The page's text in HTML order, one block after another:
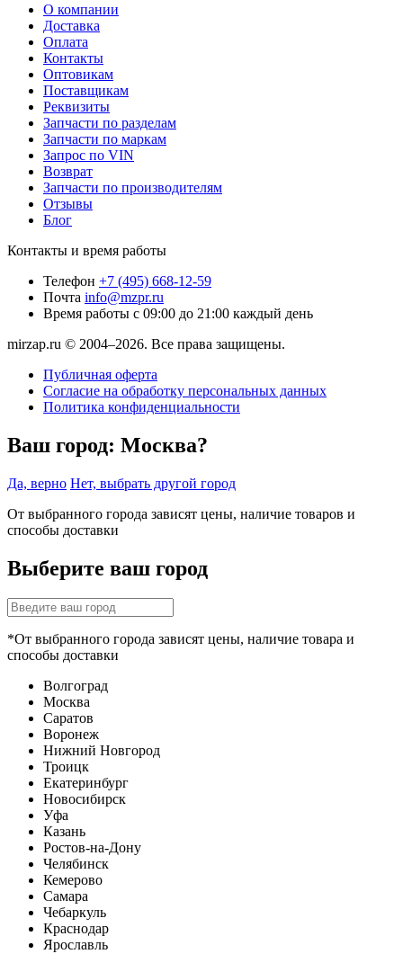
О компании
Доставка
Оплата
Контакты
Оптовикам
Поставщикам
Реквизиты
Запчасти по разделам
Запчасти по маркам
Запрос по VIN
Возврат
Запчасти по производителям
Отзывы
Блог
Контакты и время работы
Телефон +7 (495) 668-12-59
Почта info@mzpr.ru
Время работы с 09:00 до 21:00 каждый день
mirzap.ru © 2004–2026. Все права защищены.
Публичная оферта
Согласие на обработку персональных данных
Политика конфиденциальности
Ваш город: Москва?
Да, верно Нет, выбрать другой город
От выбранного города зависят цены, наличие товаров и
способы доставки
Выберите ваш город
*От выбранного города зависят цены, наличие товара и
способы доставки
Волгоград
Москва
Саратов
Воронеж
Нижний Новгород
Троицк
Екатеринбург
Новосибирск
Уфа
Казань
Ростов-на-Дону
Челябинск
Кемерово
Самара
Чебаркуль
Краснодар
Ярославль